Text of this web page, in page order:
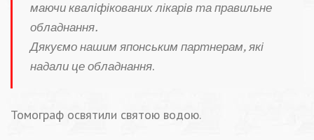
маючи кваліфікованих лікарів та правильне
обладнання.
Дякуємо нашим японським партнерам, які
надали це обладнання.
Томограф освятили святою водою.